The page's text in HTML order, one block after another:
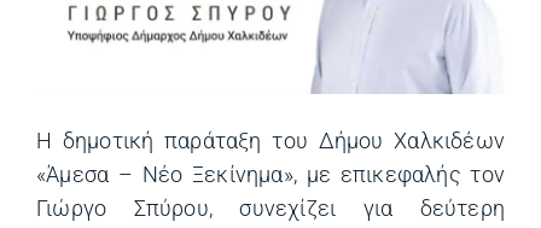
Η δημοτική παράταξη του Δήμου Χαλκιδέων
«Άμεσα – Νέο Ξεκίνημα», με επικεφαλής τον
Γιώργο Σπύρου, συνεχίζει για δεύτερη